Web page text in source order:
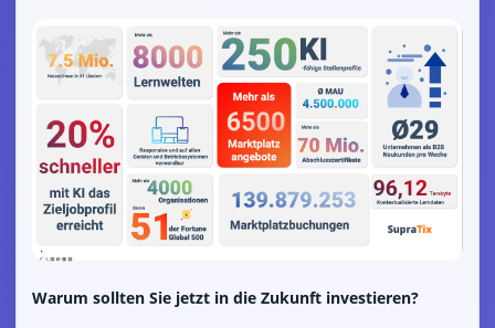
Warum sollten Sie jetzt in die Zukunft investieren?